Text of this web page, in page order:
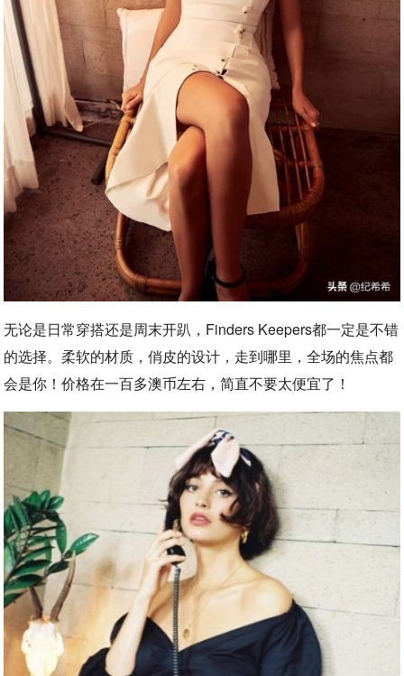
无论是日常穿搭还是周末开趴，Finders Keepers都一定是不错
的选择。柔软的材质，俏皮的设计，走到哪里，全场的焦点都
会是你！价格在一百多澳币左右，简直不要太便宜了！